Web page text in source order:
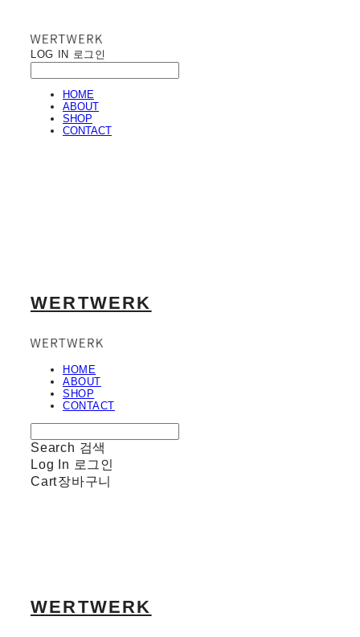
LOG IN 로그인
HOME
ABOUT
SHOP
CONTACT
WERTWERK
HOME
ABOUT
SHOP
CONTACT
Search 검색
Log In 로그인
Cart장바구니
WERTWERK